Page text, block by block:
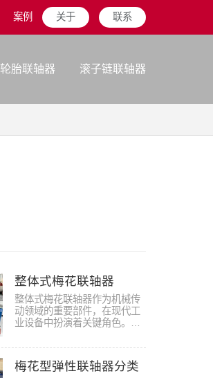
案例 关于 联系
轮胎联轴器 滚子链联轴器
整体式梅花联轴器
整体式梅花联轴器作为机械传
动领域的重要部件，在现代工
业设备中扮演着关键角色。这
梅花型弹性联轴器分类